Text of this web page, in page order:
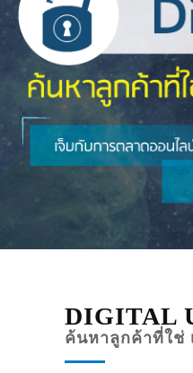
DIGITAL
ค้นหาลูกค้าที่ใช่